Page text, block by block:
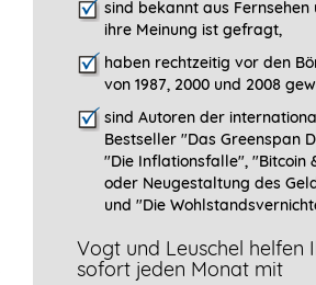
sind bekannt aus Fernsehen
ihre Meinung ist gefragt,
haben rechtzeitig vor den
von 1987, 2000 und 2008
sind Autoren der
Bestseller "Das Greenspan
"Die Inflationsfalle", "Bitcoin
oder Neugestaltung des
und "Die
Vogt und Leuschel helfen
sofort jeden Monat mit